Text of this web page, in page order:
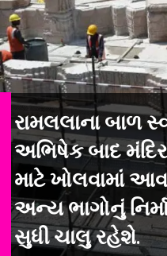
રામલલાના બાળ
અભિષેક બાદ
માટે ખોલવામાં
અન્ય ભાગોનું
સુધી ચાલુ રહેશે.